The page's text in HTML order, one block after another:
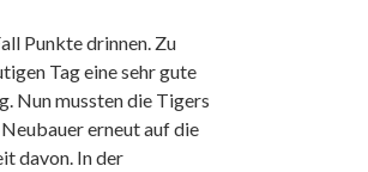
Punkte drinnen. Zu
Tag eine sehr gute
Nun mussten die Tigers
erneut auf die
davon. In der